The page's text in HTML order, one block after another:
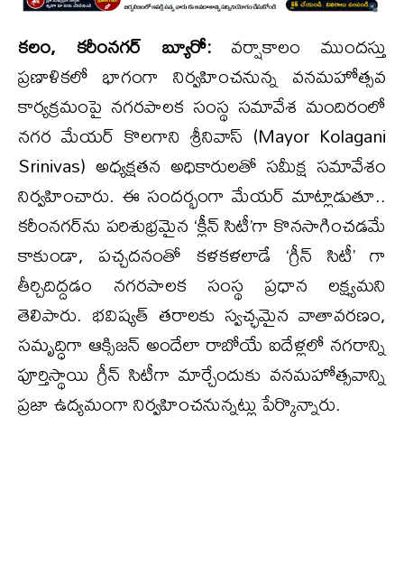
కలం, కరీంనగర్ బ్యూరో:వర్షాకాలం ముందస్తు
ప్రణాళికలో భాగంగా నిర్వహించనున్న వనమహోత్సవ
కార్యక్రమంపై నగరపాలక సంస్థ సమావేశ మందిరంలో
నగర మేయర్ కొలగాని శ్రీనివాస్ (Mayor Kolagani
Srinivas) అధ్యక్షతన అధికారులతో సమీక్ష సమావేశం
నిర్వహించారు. ఈ సందర్భంగా మేయర్ మాట్లాడుతూ..
కరీంనగర్‌ను పరిశుభ్రమైన ‘క్లీన్ సిటీ’గా కొనసాగించడమే
కాకుండా, పచ్చదనంతో కళకళలాడే ‘గ్రీన్ సిటీ’ గా
తీర్చిదిద్దడం నగరపాలక సంస్థ ప్రధాన లక్ష్యమని
తెలిపారు. భవిష్యత్ తరాలకు స్వచ్ఛమైన వాతావరణం,
సమృద్ధిగా ఆక్సిజన్ అందేలా రాబోయే ఐదేళ్లలో నగరాన్ని
పూర్తిస్థాయి గ్రీన్ సిటీగా మార్చేందుకు వనమహోత్సవాన్ని
ప్రజా ఉద్యమంగా నిర్వహించనున్నట్లు పేర్కొన్నారు.